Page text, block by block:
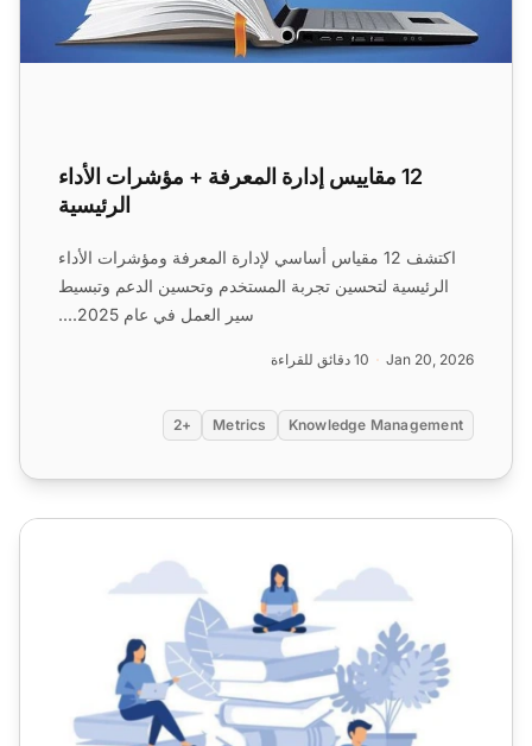
12 مقاييس إدارة المعرفة + مؤشرات الأداء
الرئيسية
اكتشف 12 مقياس أساسي لإدارة المعرفة ومؤشرات الأداء
الرئيسية لتحسين تجربة المستخدم وتحسين الدعم وتبسيط
سير العمل في عام 2025....
Jan 20, 2026 10 دقائق للقراءة
Knowledge Management
Metrics
+2
11 تحديات إدارة المعرفة والحلول الفعالة